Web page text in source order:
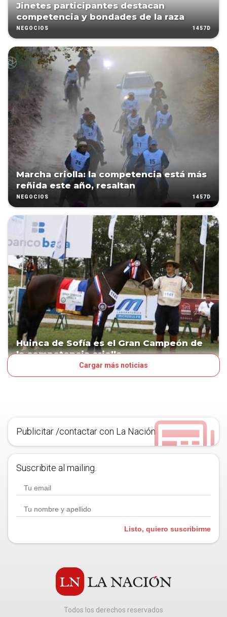
Jinetes participantes destacan
competencia y bondades de la raza
NEGOCIOS 1457D
Marcha criolla: la competencia está más
reñida este año, resaltan
NEGOCIOS 1457D
Huinca de Sofía es el Gran Campeón de
la competencia criolla
Cargar más noticias
Publicitar /contactar con La Nación
Suscribite al mailing.
Listo, quiero suscribirme
Todos los derechos reservados